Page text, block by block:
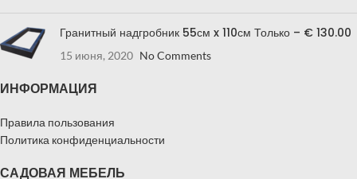
Гранитный надгробник 55см x 110см Только – € 130.00
15 июня, 2020 No Comments
ИНФОРМАЦИЯ
Правила пользования
Политика конфиденциальности
САДОВАЯ МЕБЕЛЬ